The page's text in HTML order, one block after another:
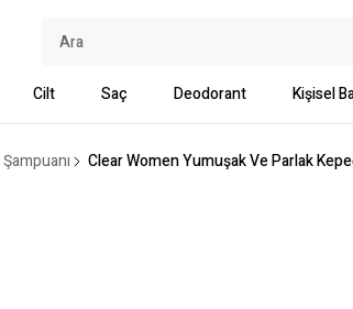
Cilt Saç Deodorant Kişisel
Clear Women Yumuşak Ve Parlak